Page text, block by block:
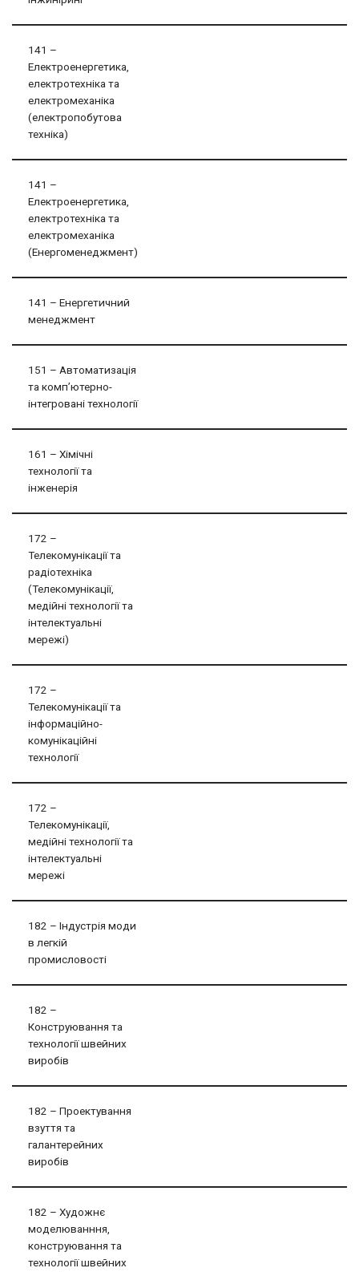
141 –
Електроенергетика,
електротехніка та
електромеханіка
(електропобутова
техніка)
141 –
Електроенергетика,
електротехніка та
електромеханіка
(Енергоменеджмент)
141 – Енергетичний
менеджмент
151 – Автоматизація
та комп’ютерно-
інтегровані технології
161 – Хiмiчнi
технологiї та
iнженерiя
172 –
Телекомунікації та
радіотехніка
(Телекомунікації,
медійні технології та
інтелектуальні
мережі)
172 –
Телекомунікації та
інформаційно-
комунікаційні
технології
172 –
Телекомунікації,
медійні технології та
інтелектуальні
мережі
182 – Індустрія моди
в легкій
промисловості
182 –
Конструювання та
технології швейних
виробів
182 – Проектування
взуття та
галантерейних
виробів
182 – Художнє
моделюванння,
конструювання та
технології швейних